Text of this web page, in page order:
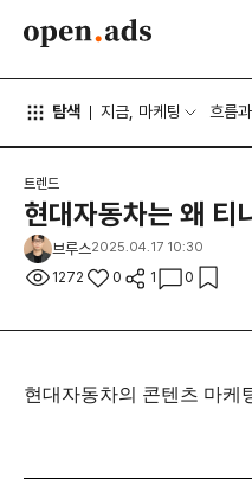
탐색 지금, 마케팅 흐름
트렌드
현대자동차는 왜 티
브루스2025.04.17 10:30
1272 0 1 0
현대자동차의 콘텐츠 마케